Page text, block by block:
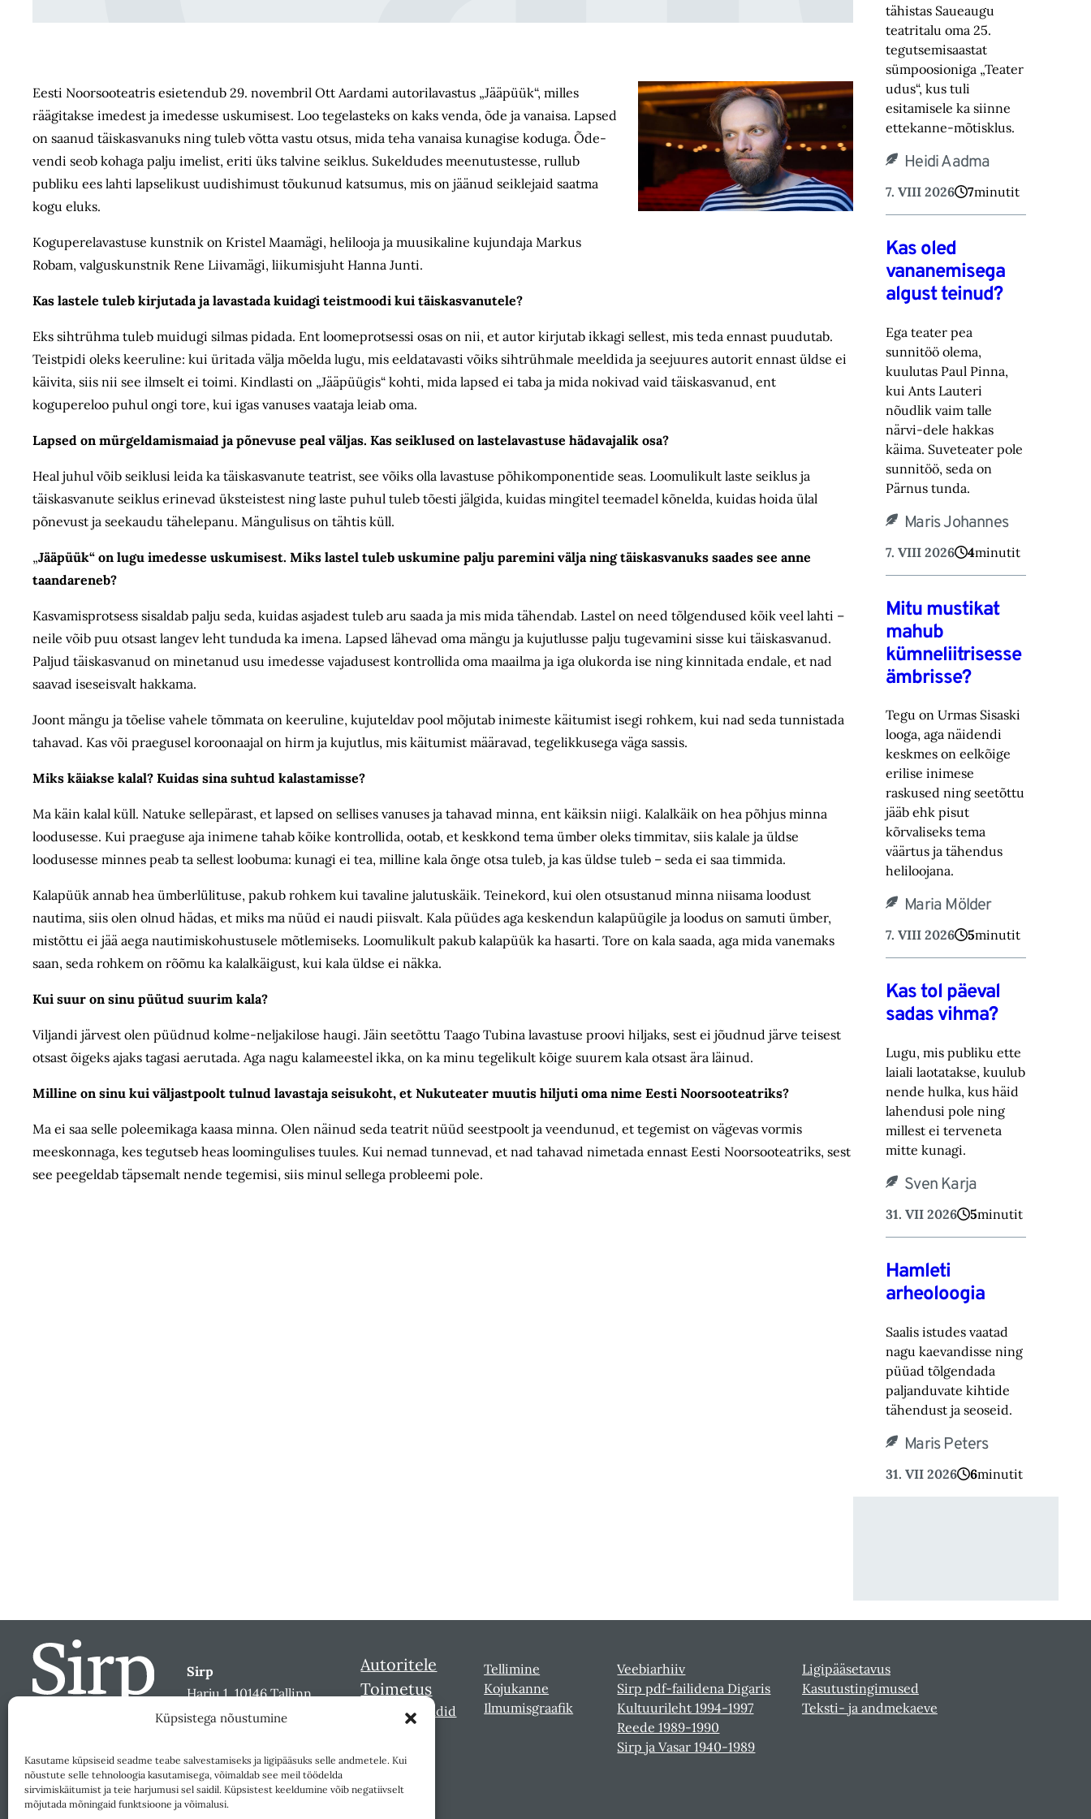
Küpsistega nõustumine
Kasutame küpsiseid seadme teabe salvestamiseks ja ligipääsuks selle andmetele. Kui
nõustute selle tehnoloogia kasutamisega, võimaldab see meil töödelda
sirvimiskäitumist ja teie harjumusi sel saidil. Küpsistest keeldumine võib negatiivselt
mõjutada mõningaid funktsioone ja võimalusi.
Eesti Noorsooteatris esietendub 29. novembril Ott Aardami autorilavastus „Jääpüük“, milles
räägitakse imedest ja imedesse uskumisest. Loo tegelasteks on kaks venda, õde ja vanaisa. Lapsed
on saanud täiskasvanuks ning tuleb võtta vastu otsus, mida teha vanaisa kunagise koduga. Õde-
vendi seob kohaga palju imelist, eriti üks talvine seiklus. Sukeldudes meenutustesse, rullub
publiku ees lahti lapselikust uudishimust tõukunud katsumus, mis on jäänud seiklejaid saatma
kogu eluks.
Koguperelavastuse kunstnik on Kristel Maamägi, helilooja ja muusikaline kujundaja Markus
Robam, valguskunstnik Rene Liivamägi, liikumisjuht Hanna Junti.
Kas lastele tuleb kirjutada ja lavastada kuidagi teistmoodi kui täiskasvanutele?
Eks sihtrühma tuleb muidugi silmas pidada. Ent loomeprotsessi osas on nii, et autor kirjutab ikkagi sellest, mis teda ennast puudutab.
Teistpidi oleks keeruline: kui üritada välja mõelda lugu, mis eeldatavasti võiks sihtrühmale meeldida ja seejuures autorit ennast üldse ei
käivita, siis nii see ilmselt ei toimi. Kindlasti on „Jääpüügis“ kohti, mida lapsed ei taba ja mida nokivad vaid täiskasvanud, ent
kogupereloo puhul ongi tore, kui igas vanuses vaataja leiab oma.
Lapsed on mürgeldamismaiad ja põnevuse peal väljas. Kas seiklused on lastelavastuse hädavajalik osa?
Heal juhul võib seiklusi leida ka täiskasvanute teatrist, see võiks olla lavastuse põhikomponentide seas. Loomulikult laste seiklus ja
täiskasvanute seiklus erinevad üksteistest ning laste puhul tuleb tõesti jälgida, kuidas mingitel teemadel kõnelda, kuidas hoida ülal
põnevust ja seekaudu tähelepanu. Mängulisus on tähtis küll.
„Jääpüük“ on lugu imedesse uskumisest. Miks lastel tuleb uskumine palju paremini välja ning täiskasvanuks saades see anne
taandareneb?
Kasvamisprotsess sisaldab palju seda, kuidas asjadest tuleb aru saada ja mis mida tähendab. Lastel on need tõlgendused kõik veel lahti –
neile võib puu otsast langev leht tunduda ka imena. Lapsed lähevad oma mängu ja kujutlusse palju tugevamini sisse kui täiskasvanud.
Paljud täiskasvanud on minetanud usu imedesse vajadusest kontrollida oma maailma ja iga olukorda ise ning kinnitada endale, et nad
saavad iseseisvalt hakkama.
Joont mängu ja tõelise vahele tõmmata on keeruline, kujuteldav pool mõjutab inimeste käitumist isegi rohkem, kui nad seda tunnistada
tahavad. Kas või praegusel koroonaajal on hirm ja kujutlus, mis käitumist määravad, tegelikkusega väga sassis.
Miks käiakse kalal? Kuidas sina suhtud kalastamisse?
Ma käin kalal küll. Natuke sellepärast, et lapsed on sellises vanuses ja tahavad minna, ent käiksin niigi. Kalalkäik on hea põhjus minna
loodusesse. Kui praeguse aja inimene tahab kõike kontrollida, ootab, et keskkond tema ümber oleks timmitav, siis kalale ja üldse
loodusesse minnes peab ta sellest loobuma: kunagi ei tea, milline kala õnge otsa tuleb, ja kas üldse tuleb – seda ei saa timmida.
Kalapüük annab hea ümberlülituse, pakub rohkem kui tavaline jalutuskäik. Teinekord, kui olen otsustanud minna niisama loodust
nautima, siis olen olnud hädas, et miks ma nüüd ei naudi piisvalt. Kala püüdes aga keskendun kalapüügile ja loodus on samuti ümber,
mistõttu ei jää aega nautimiskohustusele mõtlemiseks. Loomulikult pakub kalapüük ka hasarti. Tore on kala saada, aga mida vanemaks
saan, seda rohkem on rõõmu ka kalalkäigust, kui kala üldse ei näkka.
Kui suur on sinu püütud suurim kala?
Viljandi järvest olen püüdnud kolme-neljakilose haugi. Jäin seetõttu Taago Tubina lavastuse proovi hiljaks, sest ei jõudnud järve teisest
otsast õigeks ajaks tagasi aerutada. Aga nagu kalameestel ikka, on ka minu tegelikult kõige suurem kala otsast ära läinud.
Milline on sinu kui väljastpoolt tulnud lavastaja seisukoht, et Nukuteater muutis hiljuti oma nime Eesti Noorsooteatriks?
Ma ei saa selle poleemikaga kaasa minna. Olen näinud seda teatrit nüüd seestpoolt ja veendunud, et tegemist on vägevas vormis
meeskonnaga, kes tegutseb heas loomingulises tuules. Kui nemad tunnevad, et nad tahavad nimetada ennast Eesti Noorsooteatriks, sest
see peegeldab täpsemalt nende tegemisi, siis minul sellega probleemi pole.
tähistas Saueaugu
teatritalu oma 25.
tegutsemisaastat
sümpoosioniga „Teater
‎udus“, kus tuli
esitamisele ka siinne
ettekanne-mõtisklus.‎
Heidi Aadma
7. VIII 2026 7minutit
Kas oled
vananemisega
algust teinud?
Ega teater pea
sunnitöö olema,
kuulutas Paul Pinna,
kui Ants Lauteri
nõudlik vaim talle
närvi-‎dele hakkas
käima. Suveteater pole
sunnitöö, seda on
Pärnus tunda.‎
Maris Johannes
7. VIII 2026 4minutit
Mitu mustikat
mahub
kümneliitrisesse
ämbrisse?
Tegu on Urmas Sisaski
looga, aga näidendi
keskmes on eelkõige
erilise inimese
raskused ning ‎seetõttu
jääb ehk pisut
kõrvaliseks tema
väärtus ja tähendus
heliloojana.‎
Maria Mölder
7. VIII 2026 5minutit
Kas tol päeval
sadas vihma?
Lugu, mis publiku ette
laiali laotatakse, kuulub
nende hulka, kus häid
lahendusi pole ning
millest ei terveneta
mitte kunagi.
Sven Karja
31. VII 2026 5minutit
Hamleti
arheoloogia
Saalis istudes vaatad
nagu kaevandisse ning
püüad tõlgendada
paljanduvate kihtide
tähendust ja seoseid.
Maris Peters
31. VII 2026 6minutit
Sirp
Harju 1, 10146 Tallinn
sirp@sirp.ee
Toeta
Autoritele
Toimetus
Sirbi laureaadid
Tellimine
Kojukanne
Ilmumisgraafik
Veebiarhiiv
Sirp pdf-failidena Digaris
Kultuurileht 1994-1997
Reede 1989-1990
Sirp ja Vasar 1940-1989
Ligipääsetavus
Kasutustingimused
Teksti- ja andmekaeve